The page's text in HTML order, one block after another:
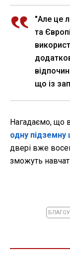
"Але це
та
що із
Нагадаємо, що
одну підземну
двері вже
зможуть